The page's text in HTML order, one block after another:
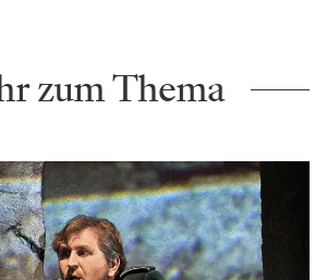
zum Thema